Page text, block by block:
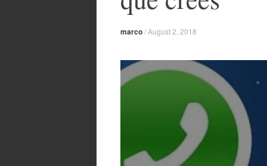
marco/August 2, 2018